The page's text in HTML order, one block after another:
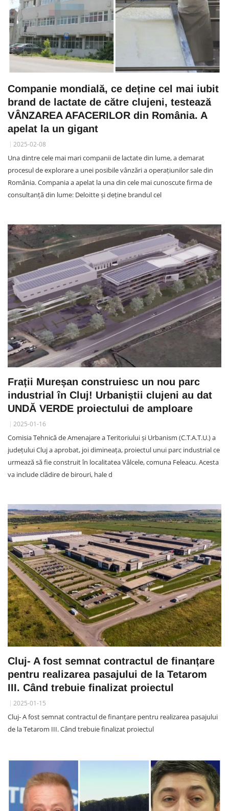
Companie mondială, ce deține cel mai iubit
brand de lactate de către clujeni, testează
VÂNZAREA AFACERILOR din România. A
apelat la un gigant
2025-02-08
Una dintre cele mai mari companii de lactate din lume, a demarat
procesul de explorare a unei posibile vânzări a operațiunilor sale din
România. Compania a apelat la una din cele mai cunoscute firma de
consultanță din lume: Deloitte și deține brandul cel
Frații Mureșan construiesc un nou parc
industrial în Cluj! Urbaniștii clujeni au dat
UNDĂ VERDE proiectului de amploare
2025-01-16
Comisia Tehnică de Amenajare a Teritoriului și Urbanism (C.T.A.T.U.) a
județului Cluj a aprobat, joi dimineața, proiectul unui parc industrial ce
urmează să fie construit în localitatea Vâlcele, comuna Feleacu. Acesta
va include clădire de birouri, hale d
Cluj- A fost semnat contractul de finanțare
pentru realizarea pasajului de la Tetarom
III. Când trebuie finalizat proiectul
2025-01-15
Cluj- A fost semnat contractul de finanțare pentru realizarea pasajului
de la Tetarom III. Când trebuie finalizat proiectul